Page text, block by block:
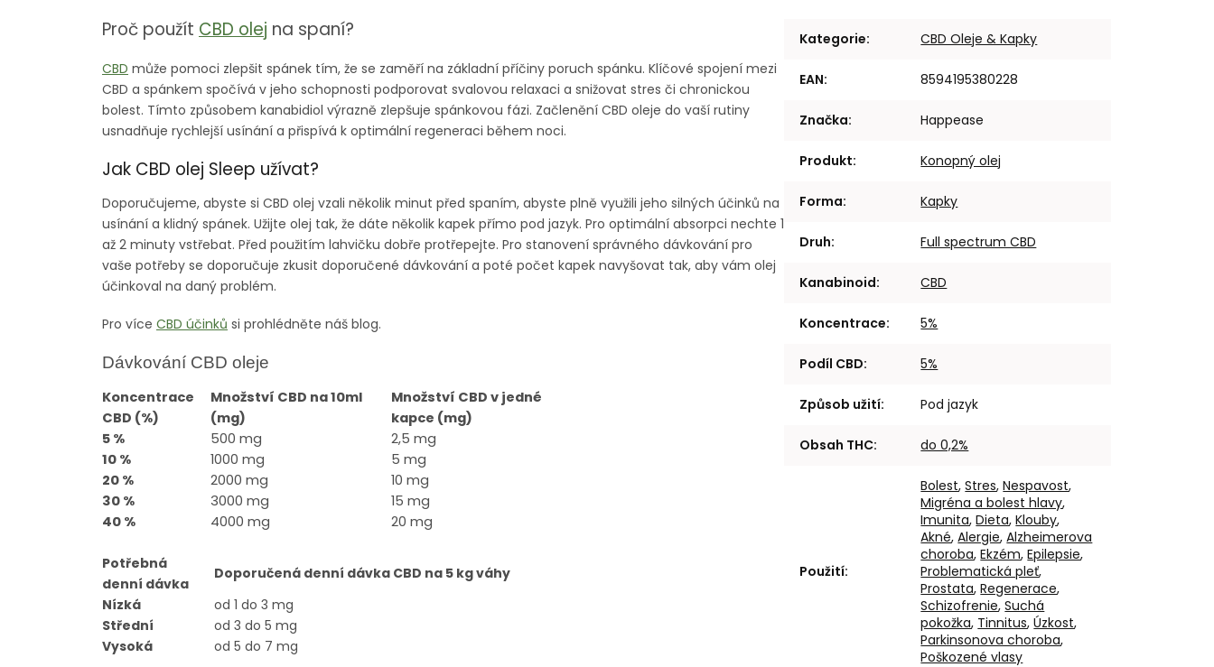
Proč použít CBD olej na spaní?
CBD může pomoci zlepšit spánek tím, že se zaměří na základní příčiny poruch spánku. Klíčové spojení mezi
CBD a spánkem spočívá v jeho schopnosti podporovat svalovou relaxaci a snižovat stres či chronickou
bolest. Tímto způsobem kanabidiol výrazně zlepšuje spánkovou fázi. Začlenění CBD oleje do vaší rutiny
usnadňuje rychlejší usínání a přispívá k optimální regeneraci během noci.
Jak CBD olej Sleep užívat?
Doporučujeme, abyste si CBD olej vzali několik minut před spaním, abyste plně využili jeho silných účinků na
usínání a klidný spánek. Užijte olej tak, že dáte několik kapek přímo pod jazyk. Pro optimální absorpci nechte 1
až 2 minuty vstřebat. Před použitím lahvičku dobře protřepejte. Pro stanovení správného dávkování pro
vaše potřeby se doporučuje zkusit doporučené dávkování a poté počet kapek navyšovat tak, aby vám olej
účinkoval na daný problém.
Pro více CBD účinků si prohlédněte náš blog.
Dávkování CBD oleje
Koncentrace
CBD (%)
Množství CBD na 10ml
(mg)
Množství CBD v jedné
kapce (mg)
5 %
500 mg
2,5 mg
10 %
1000 mg
5 mg
20 %
2000 mg
10 mg
30 %
3000 mg
15 mg
40 %
4000 mg 20 mg
Potřebná
denní dávka
Doporučená denní dávka CBD na 5 kg váhy
Nízká
od 1 do 3 mg
Střední
od 3 do 5 mg
Vysoká
od 5 do 7 mg
Kategorie: CBD Oleje & Kapky
EAN: 8594195380228
Značka: Happease
Produkt: Konopný olej
Forma: Kapky
Druh: Full spectrum CBD
Kanabinoid: CBD
Koncentrace: 5%
Podíl CBD: 5%
Způsob užití: Pod jazyk
Obsah THC: do 0,2%
Použití:
Bolest,Stres,Nespavost,
Migréna a bolest hlavy,
Imunita,Dieta,Klouby,
Akné,Alergie,Alzheimerova
choroba,Ekzém,Epilepsie,
Problematická pleť,
Prostata,Regenerace,
Schizofrenie,Suchá
pokožka, Tinnitus,Úzkost,
Parkinsonova choroba,
Poškozené vlasy